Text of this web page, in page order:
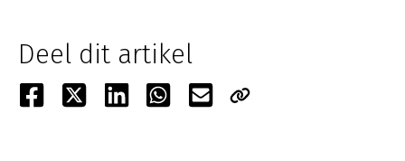
Deel dit artikel